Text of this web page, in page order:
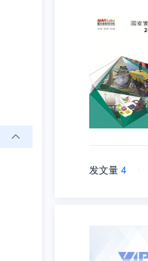
发文量 4